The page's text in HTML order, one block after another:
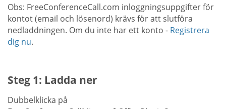
Obs: FreeConferenceCall.com inloggningsuppgifter för
kontot (email och lösenord) krävs för att slutföra
nedladdningen. Om du inte har ett konto - Registrera
dig nu.
Steg 1: Ladda ner
Dubbelklicka på